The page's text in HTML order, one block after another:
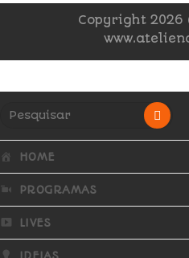
Copyright 2026
HOME
PROGRAMAS
LIVES